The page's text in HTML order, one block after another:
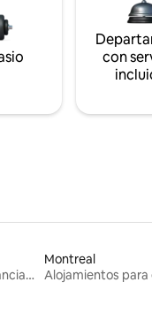
con
Alojamientos para estancias largas
Montreal